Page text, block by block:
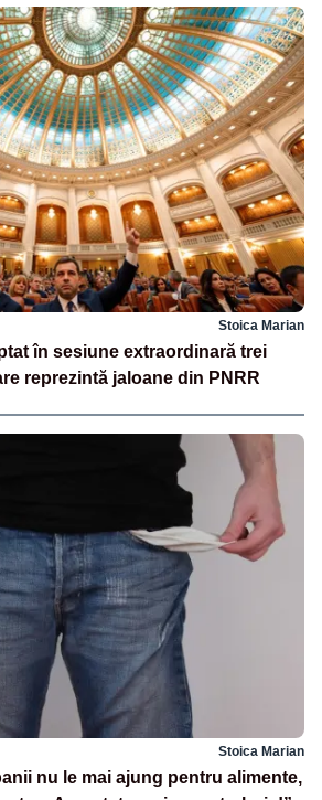
Stoica Marian
în sesiune extraordinară trei
reprezintă jaloane din PNRR
Stoica Marian
nu le mai ajung pentru alimente,